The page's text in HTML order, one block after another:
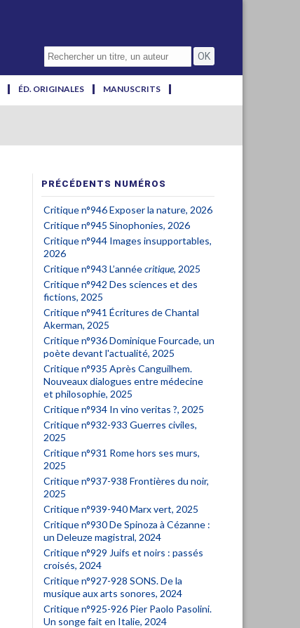
ÉD. ORIGINALES
MANUSCRITS
PRÉCÉDENTS NUMÉROS
Critique n°946 Exposer la nature, 2026
Critique n°945 Sinophonies, 2026
Critique n°944 Images insupportables,
2026
Critique n°943 L’annéecritique, 2025
Critique n°942 Des sciences et des
fictions, 2025
Critique n°941 Écritures de Chantal
Akerman, 2025
Critique n°936 Dominique Fourcade, un
poète devant l'actualité, 2025
Critique n°935 Après Canguilhem.
Nouveaux dialogues entre médecine
et philosophie, 2025
Critique n°934 In vino veritas ?, 2025
Critique n°932-933 Guerres civiles,
2025
Critique n°931 Rome hors ses murs,
2025
Critique n°937-938 Frontières du noir,
2025
Critique n°939-940 Marx vert, 2025
Critique n°930 De Spinoza à Cézanne :
un Deleuze magistral, 2024
Critique n°929 Juifs et noirs : passés
croisés, 2024
Critique n°927-928 SONS. De la
musique aux arts sonores, 2024
Critique n°925-926 Pier Paolo Pasolini.
Un songe fait en Italie, 2024